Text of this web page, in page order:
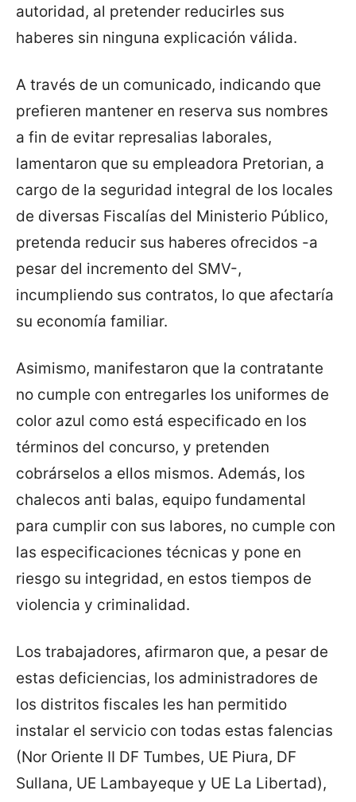
autoridad, al pretender reducirles sus
haberes sin ninguna explicación válida.
A través de un comunicado, indicando que
prefieren mantener en reserva sus nombres
a fin de evitar represalias laborales,
lamentaron que su empleadora Pretorian, a
cargo de la seguridad integral de los locales
de diversas Fiscalías del Ministerio Público,
pretenda reducir sus haberes ofrecidos -a
pesar del incremento del SMV-,
incumpliendo sus contratos, lo que afectaría
su economía familiar.
Asimismo, manifestaron que la contratante
no cumple con entregarles los uniformes de
color azul como está especificado en los
términos del concurso, y pretenden
cobrárselos a ellos mismos. Además, los
chalecos anti balas, equipo fundamental
para cumplir con sus labores, no cumple con
las especificaciones técnicas y pone en
riesgo su integridad, en estos tiempos de
violencia y criminalidad.
Los trabajadores, afirmaron que, a pesar de
estas deficiencias, los administradores de
los distritos fiscales les han permitido
instalar el servicio con todas estas falencias
(Nor Oriente II DF Tumbes, UE Piura, DF
Sullana, UE Lambayeque y UE La Libertad),